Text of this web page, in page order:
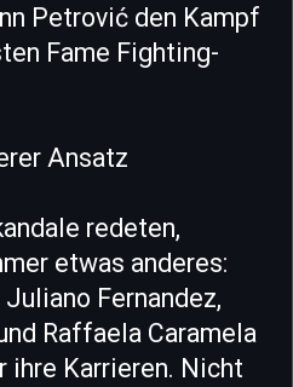
Petrović den Kampf
Fame Fighting-
Ansatz
redeten,
etwas anderes:
Fernandez,
Raffaela Caramela
ihre Karrieren. Nicht